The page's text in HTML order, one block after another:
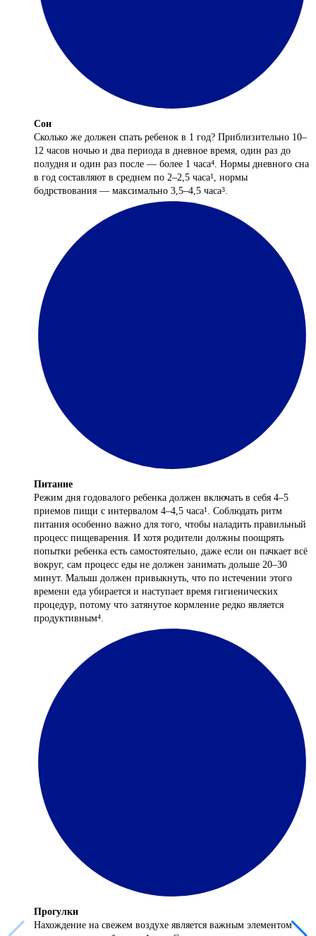
Сон
Сколько же должен спать ребенок в 1 год? Приблизительно 10–
12 часов ночью и два периода в дневное время, один раз до
полудня и один раз после — более 1 часа4. Нормы дневного сна
в год составляют в среднем по 2–2,5 часа1, нормы
бодрствования — максимально 3,5–4,5 часа3.
Питание
Режим дня годовалого ребенка должен включать в себя 4–5
приемов пищи с интервалом 4–4,5 часа1. Соблюдать ритм
питания особенно важно для того, чтобы наладить правильный
процесс пищеварения. И хотя родители должны поощрять
попытки ребенка есть самостоятельно, даже если он пачкает всё
вокруг, сам процесс еды не должен занимать дольше 20–30
минут. Малыш должен привыкнуть, что по истечении этого
времени еда убирается и наступает время гигиенических
процедур, потому что затянутое кормление редко является
продуктивным4.
Прогулки
Нахождение на свежем воздухе является важным элементом